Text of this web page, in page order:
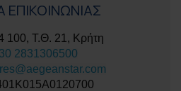
ΕΠΙΚΟΙΝΩΝΙΑΣ
100, Τ.Θ. 21, Κρήτη
2831306500